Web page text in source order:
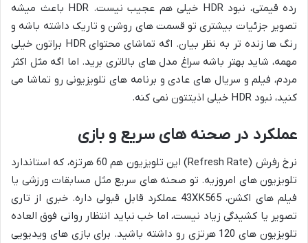
رده قیمتی، نبود HDR خیلی هم عجیب نیست. HDR باعث میشه
تصویر جزئیات بیشتری تو قسمت های روشن و تاریک داشته باشه و
رنگ ها زنده تر به نظر بیان. اگه تماشای محتوای HDR براتون خیلی
مهمه، شاید بهتر باشه سراغ مدل های بالاتری برید. اما اگه مثل اکثر
مردم، فیلم و سریال های عادی و برنامه های تلویزیونی رو تماشا می
کنید، نبود HDR خیلی اذیتتون نمی کنه.
عملکرد در صحنه های سریع و بازی
نرخ رفرش (Refresh Rate) این تلویزیون هم 60 هرتزه، که استاندارد
تلویزیون های امروزیه. تو صحنه های سریع مثل مسابقات ورزشی یا
فیلم های اکشن، 43XK565 عملکرد قابل قبولی داره. خبری از تاری
تصویر یا کشیدگی زیاد نیست، اما خب نباید انتظار روانی فوق العاده
تلویزیون های 120 هرتزی رو داشته باشید. برای بازی های ویدیویی